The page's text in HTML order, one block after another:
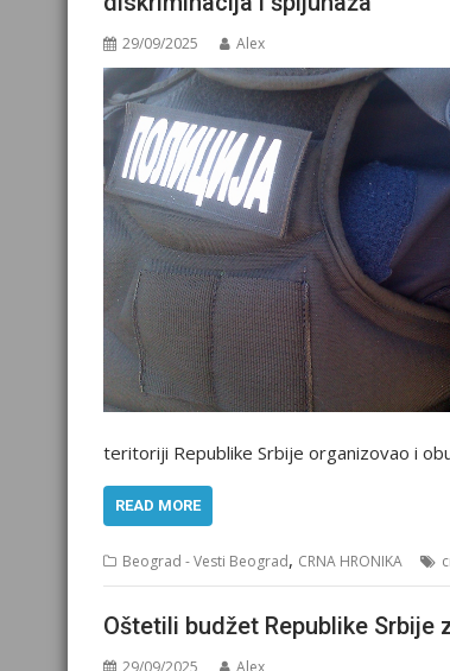
29/09/2025 Alex
teritoriji Republike Srbije organizovao i
READ MORE
Beograd - Vesti Beograd, CRNA HRONIKA
Oštetili budžet Republike Srbije
29/09/2025 Alex